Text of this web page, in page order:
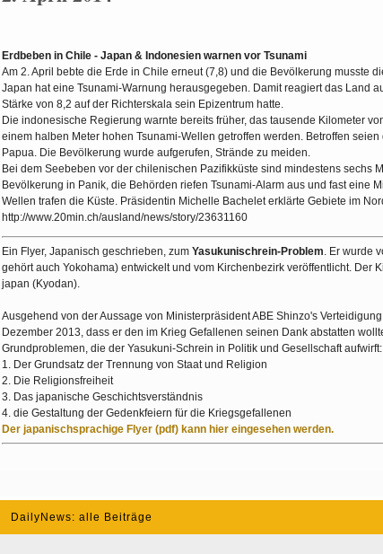
Erdbeben in Chile - Japan & Indonesien warnen vor Tsunami
Am 2. April bebte die Erde in Chile erneut (7,8) und die Bevölkerung musste
Japan hat eine Tsunami-Warnung herausgegeben. Damit reagiert das Land
Stärke von 8,2 auf der Richterskala sein Epizentrum hatte.
Die indonesische Regierung warnte bereits früher, das tausende Kilometer
einem halben Meter hohen Tsunami-Wellen getroffen werden. Betroffen
Papua. Die Bevölkerung wurde aufgerufen, Strände zu meiden.
Bei dem Seebeben vor der chilenischen Pazifikküste sind mindestens sechs
Bevölkerung in Panik, die Behörden riefen Tsunami-Alarm aus und fast eine
Wellen trafen die Küste. Präsidentin Michelle Bachelet erklärte Gebiete im
http://www.20min.ch/ausland/news/story/23631160
Ein Flyer, Japanisch geschrieben, zum Yasukunischrein-Problem. Er wurde
gehört auch Yokohama) entwickelt und vom Kirchenbezirk veröffentlicht. Der
japan (Kyodan).
Ausgehend von der Aussage von Ministerpräsident ABE Shinzo's
Dezember 2013, dass er den im Krieg Gefallenen seinen Dank abstatten
Grundproblemen, die der Yasukuni-Schrein in Politik und Gesellschaft aufwirft:
1. Der Grundsatz der Trennung von Staat und Religion
2. Die Religionsfreiheit
3. Das japanische Geschichtsverständnis
4. die Gestaltung der Gedenkfeiern für die Kriegsgefallenen
Der japanischsprachige Flyer (pdf) kann hier eingesehen werden.
DailyNews: alle Beiträge